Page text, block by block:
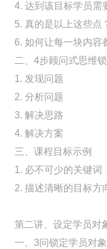
4. 达到该目标学员需
5. 真的是以上这些点
6. 如何让每一块内容
二、4步顾问式思维
1. 发现问题
2. 分析问题
3. 解决思路
4. 解决方案
三、课程目标示例
1. 必不可少的关键词
2. 描述清晰的目标方
第二讲、设定学员对
一、3问锁定学员对象